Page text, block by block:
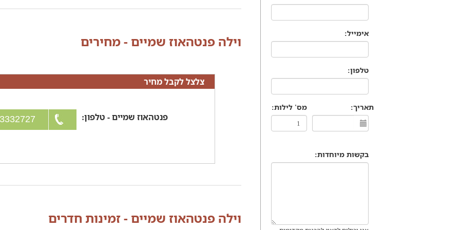
אימייל:
טלפון:
תאריך: מס' לילות:
בקשות מיוחדות:
וילה פנטהאוז שמיים - מחירים
צלצל לקבל מחיר
פנטהאוז שמיים - טלפון:
וילה פנטהאוז שמיים - זמינות חדרים